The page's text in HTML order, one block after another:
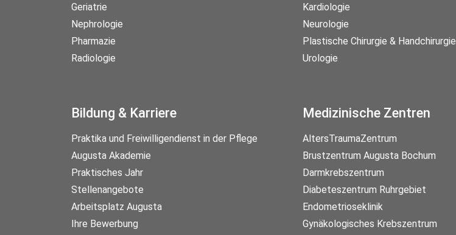
Geriatrie
Kardiologie
Nephrologie
Neurologie
Pharmazie
Plastische Chirurgie & Handchirurgie
Radiologie
Urologie
Bildung & Karriere
Praktika und Freiwilligendienst in der Pflege
Augusta Akademie
Praktisches Jahr
Stellenangebote
Arbeitsplatz Augusta
Ihre Bewerbung
Medizinische Zentren
AltersTraumaZentrum
Brustzentrum Augusta Bochum
Darmkrebszentrum
Diabeteszentrum Ruhrgebiet
Endometrioseklinik
Gynäkologisches Krebszentrum